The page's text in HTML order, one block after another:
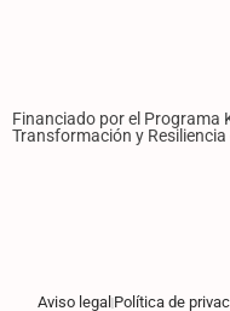
Financiado por el Programa
Transformación y Resiliencia
Aviso legal Política de